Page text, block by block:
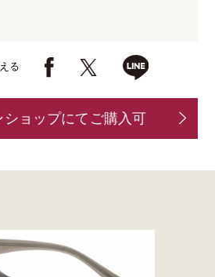
る
ショップにてご購入可